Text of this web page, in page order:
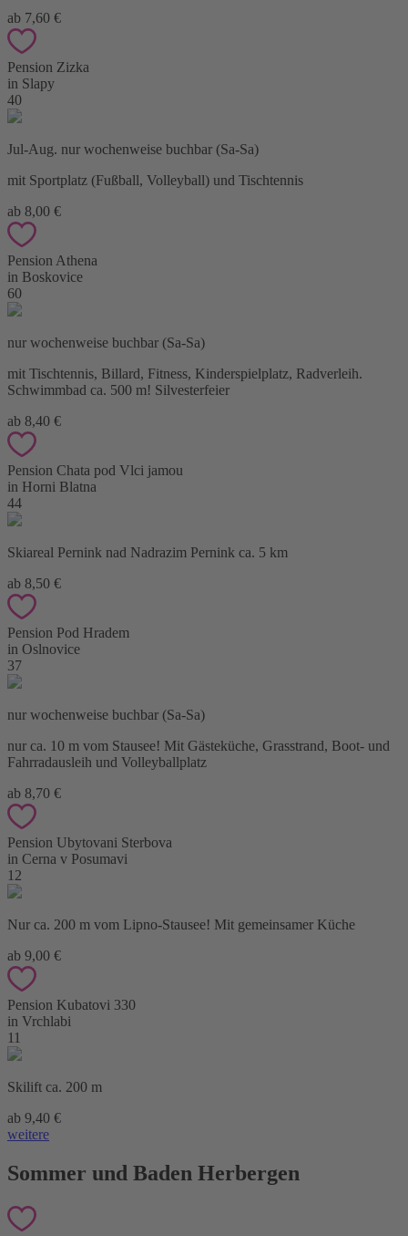
ab 7,60 €
Pension Zizka
in Slapy
40
Jul-Aug. nur wochenweise buchbar (Sa-Sa)
mit Sportplatz (Fußball, Volleyball) und Tischtennis
ab 8,00 €
Pension Athena
in Boskovice
60
nur wochenweise buchbar (Sa-Sa)
mit Tischtennis, Billard, Fitness, Kinderspielplatz, Radverleih.
Schwimmbad ca. 500 m! Silvesterfeier
ab 8,40 €
Pension Chata pod Vlci jamou
in Horni Blatna
44
Skiareal Pernink nad Nadrazim Pernink ca. 5 km
ab 8,50 €
Pension Pod Hradem
in Oslnovice
37
nur wochenweise buchbar (Sa-Sa)
nur ca. 10 m vom Stausee! Mit Gästeküche, Grasstrand, Boot- und
Fahrradausleih und Volleyballplatz
ab 8,70 €
Pension Ubytovani Sterbova
in Cerna v Posumavi
12
Nur ca. 200 m vom Lipno-Stausee! Mit gemeinsamer Küche
ab 9,00 €
Pension Kubatovi 330
in Vrchlabi
11
Skilift ca. 200 m
ab 9,40 €
weitere
Sommer und Baden Herbergen